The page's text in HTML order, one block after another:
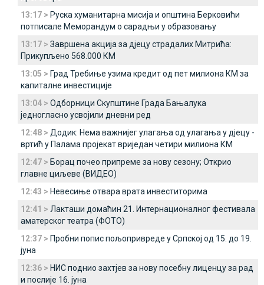
13:17 > Руска хуманитарна мисија и општина Берковићи
потписале Меморандум о сарадњи у образовању
13:17 > Завршена акција за д‌јецу страдалих Митрића:
Прикупљено 568.000 КМ
13:05 > Град Требиње узима кредит од пет милиона КМ за
капиталне инвестиције
13:04 > Одборници Скупштине Града Бањалука
једногласно усвојили дневни ред
12:48 > Додик: Нема важнијег улагања од улагања у дјецу -
вртић у Палама пројекат вриједан четири милиона КМ
12:47 > Борац почео припреме за нову сезону; Открио
главне циљеве (ВИДЕО)
12:43 > Невесиње отвара врата инвеститорима
12:41 > Лакташи домаћин 21. Интернационалног фестивала
аматерског театра (ФОТО)
12:37 > Пробни попис пољопривреде у Српској од 15. до 19.
јуна
12:36 > НИС поднио захтјев за нову посебну лиценцу за рад
и послије 16. јуна